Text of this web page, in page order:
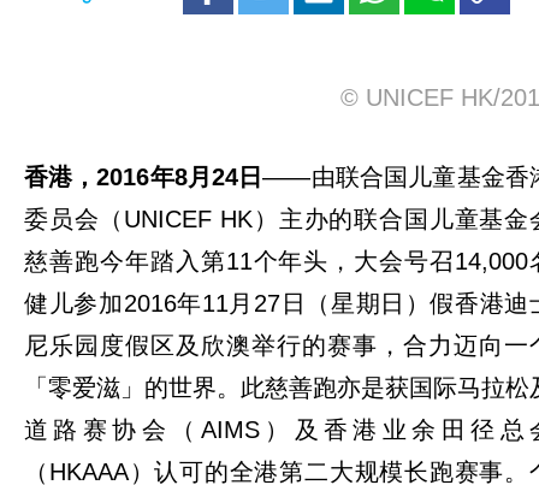
© UNICEF HK/
香港，2016年8月24 日——由联合国儿童基金香
委员会（UNICEF HK）主办的联合国儿童基金
慈善跑今年踏入第11个年头，大会号召14,000
健儿参加2016年11月27日（星期日）假香港迪
尼乐园度假区及欣澳举行的赛事，合力迈向一
「零爱滋」的世界。此慈善跑亦是获国际马拉松
道路赛协会（AIMS）及香港业余田径总
（HKAAA）认可的全港第二大规模长跑赛事。